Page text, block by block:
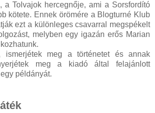
a Tolvajok hercegnője, ami a Sorsfordító
kötete. Ennek örömére a Blogturné Klub
ezt a különleges csavarral megspékelt
melyben egy igazán erős Marian
ismerjétek meg a történetet és annak
meg a kiadó által felajánlott
példányát.